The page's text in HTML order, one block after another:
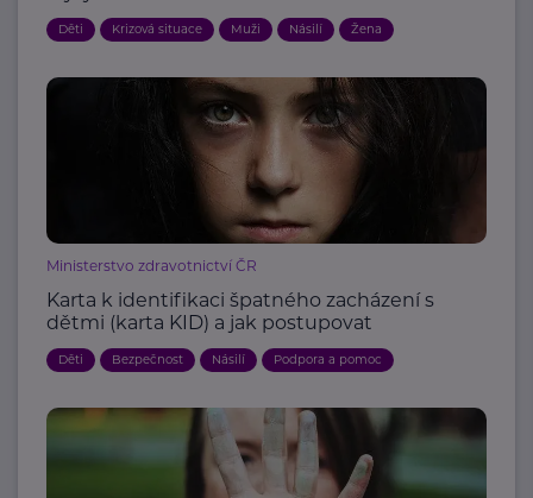
Děti Krizová situace Muži Násilí Žena
Ministerstvo zdravotnictví ČR
Karta k identifikaci špatného zacházení s
dětmi (karta KID) a jak postupovat
Děti Bezpečnost Násilí Podpora a pomoc